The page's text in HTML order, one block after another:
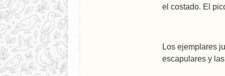
el costado. El
Los ejemplares
escapulares y